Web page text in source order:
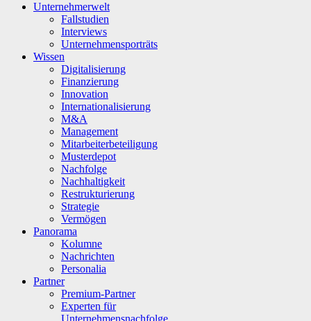
Unternehmerwelt
Fallstudien
Interviews
Unternehmensporträts
Wissen
Digitalisierung
Finanzierung
Innovation
Internationalisierung
M&A
Management
Mitarbeiterbeteiligung
Musterdepot
Nachfolge
Nachhaltigkeit
Restrukturierung
Strategie
Vermögen
Panorama
Kolumne
Nachrichten
Personalia
Partner
Premium-Partner
Experten für
Unternehmensnachfolge